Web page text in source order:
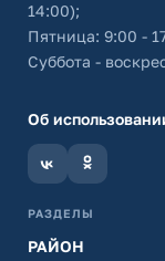
14:00);
Пятница: 9:00 -
Суббота -
Об
РАЗДЕЛЫ
РАЙОН